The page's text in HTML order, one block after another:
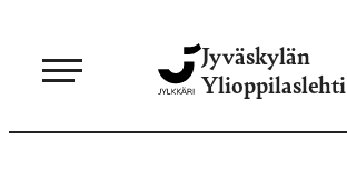
sisältöön
Jyväskylän
Ylioppilaslehti